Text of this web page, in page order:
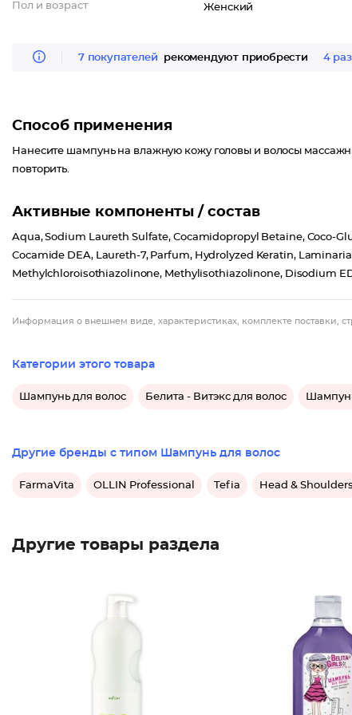
Пол и возраст Женский
7 покупателей рекомендуют приобрести 4
Способ применения
Нанесите шампунь на влажную кожу головы и волосы
повторить.
Активные компоненты / состав
Aqua, Sodium Laureth Sulfate, Cocamidopropyl Betaine, Coco-
Cocamide DEA, Laureth-7, Parfum, Hydrolyzed Keratin,
Methylchloroisothiazolinone, Methylisothiazolinone, Disodium
Информация о внешнем виде, характеристиках, комплекте поставки,
Категории этого товара
Шампунь для волос Белита - Витэкс для волос
Другие бренды с типом Шампунь для волос
FarmaVita OLLIN Professional Tefia Head & Shoulders
Другие товары раздела